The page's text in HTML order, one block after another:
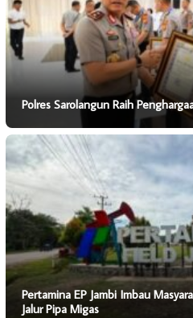
Polres Sarolangun Raih
Pertamina EP Jambi Imbau
Jalur Pipa Migas